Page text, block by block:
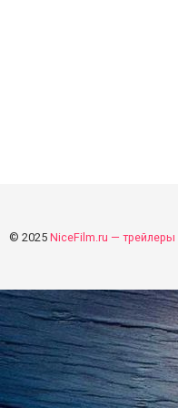
© 2025 NiceFilm.ru —